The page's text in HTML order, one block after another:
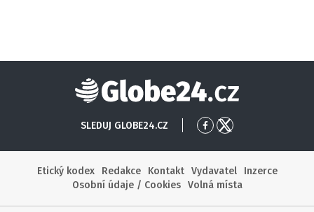
Globe24
SLEDUJ GLOBE24.CZ
Přejít
Facebook
Přejít
X
Etický kodex
Redakce Kontakt Vydavatel
Inzerce
Osobní údaje / Cookies
Volná místa